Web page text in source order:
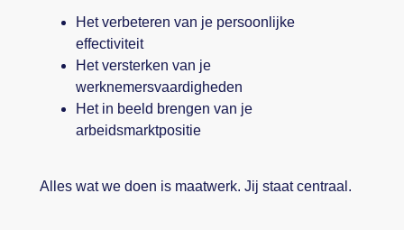
Het verbeteren van je persoonlijke
effectiviteit
Het versterken van je
werknemersvaardigheden
Het in beeld brengen van je
arbeidsmarktpositie
Alles wat we doen is maatwerk. Jij staat centraal.